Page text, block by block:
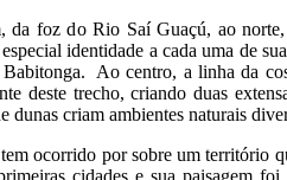
da foz do Rio Saí Guaçú, ao
identidade a cada uma de
Ao centro, a linha da
deste trecho, criando duas
dunas criam ambientes naturais
ocorrido por sobre um território
cidades e sua paisagem